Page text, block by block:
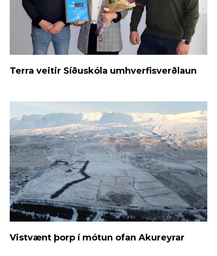
Terra veitir Síðuskóla umhverfisverðlaun
Vistvænt þorp í mótun ofan Akureyrar